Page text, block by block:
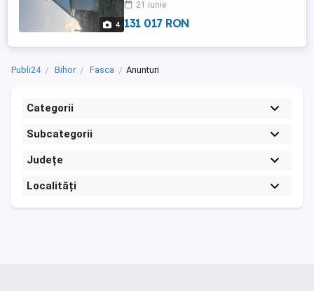
4
de ari. Menționez că acoperișul, poarta și
gardul de la stradă sunt noi. ...
21 iunie
131 017 RON
Publi24 Bihor Fasca Anunturi
Categorii
Subcategorii
Județe
Localități